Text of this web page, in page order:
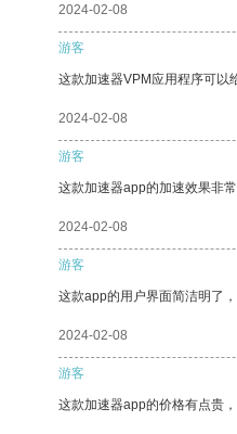
2024-02-08
游客
这款加速器VPM应用程序可以
2024-02-08
游客
这款加速器app的加速效果非
2024-02-08
游客
这款app的用户界面简洁明了
2024-02-08
游客
这款加速器app的价格有点贵